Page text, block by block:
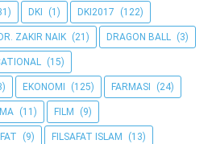
DKI (1) DKI2017 (122)
DR. ZAKIR NAIK (21) DRAGON BALL (3)
(15)
EKONOMI (125) FARMASI (24)
(11) FILM (9)
(9) FILSAFAT ISLAM (13)